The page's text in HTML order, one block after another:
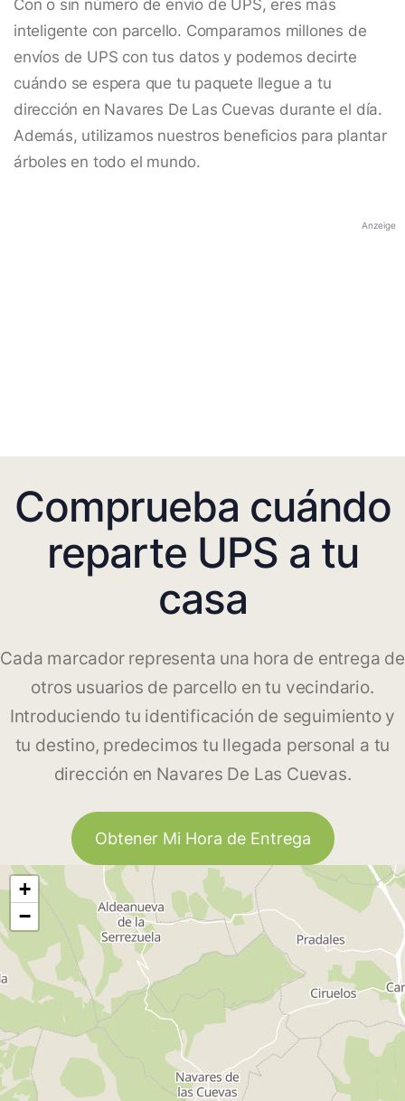
Con o sin número de envío de UPS, eres más
inteligente con parcello. Comparamos millones de
envíos de UPS con tus datos y podemos decirte
cuándo se espera que tu paquete llegue a tu
dirección en Navares De Las Cuevas durante el día.
Además, utilizamos nuestros beneficios para plantar
árboles en todo el mundo.
Anzeige
Comprueba cuándo
reparte UPS a tu
casa
Cada marcador representa una hora de entrega de
otros usuarios de parcello en tu vecindario.
Introduciendo tu identificación de seguimiento y
tu destino, predecimos tu llegada personal a tu
dirección en Navares De Las Cuevas.
Obtener Mi Hora de Entrega
+
−